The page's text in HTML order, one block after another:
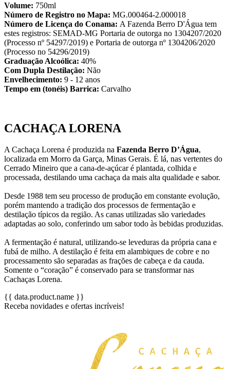
Volume: 750ml
Número de Registro no Mapa: MG.000464-2.000018
Número de Licença do Conama: A Fazenda Berro D'Água tem
estes registros: SEMAD-MG Portaria de outorga no 1304207/2020
(Processo nº 54297/2019) e Portaria de outorga nº 1304206/2020
(Processo no 54296/2019)
Graduação Alcoólica: 40%
Com Dupla Destilação: Não
Envelhecimento: 9 - 12 anos
Tempo em (tonéis) Barrica: Carvalho
CACHAÇA LORENA
A Cachaça Lorena é produzida na Fazenda Berro D’Água,
localizada em Morro da Garça, Minas Gerais. É lá, nas vertentes do
Cerrado Mineiro que a cana-de-açúcar é plantada, colhida e
processada, destilando uma cachaça da mais alta qualidade e sabor.
Desde 1988 tem seu processo de produção em constante evolução,
porém mantendo a tradição dos processos de fermentação e
destilação típicos da região. As canas utilizadas são variedades
adaptadas ao solo, conferindo um sabor todo às bebidas produzidas.
A fermentação é natural, utilizando-se leveduras da própria cana e
fubá de milho. A destilação é feita em alambiques de cobre e no
processamento são separadas as frações de cabeça e da cauda.
Somente o “coração” é conservado para se transformar nas
Cachaças Lorena.
{{ data.product.name }}
Receba novidades e ofertas incríveis!